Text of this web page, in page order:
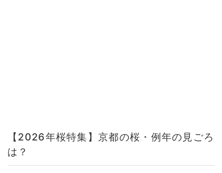
【2026年桜特集】京都の桜・例年の見ごろ
は？